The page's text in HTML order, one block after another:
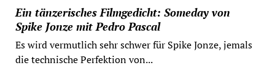
Ein tänzerisches Filmgedicht: Someday von
Spike Jonze mit Pedro Pascal
Es wird vermutlich sehr schwer für Spike Jonze, jemals
die technische Perfektion von...